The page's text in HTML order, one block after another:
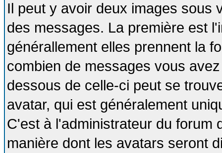
Il peut y avoir deux images sous
des messages. La première est
générallement elles prennent la
combien de messages vous
dessous de celle-ci peut se
avatar, qui est généralement
C'est à l'administrateur du forum
manière dont les avatars seront